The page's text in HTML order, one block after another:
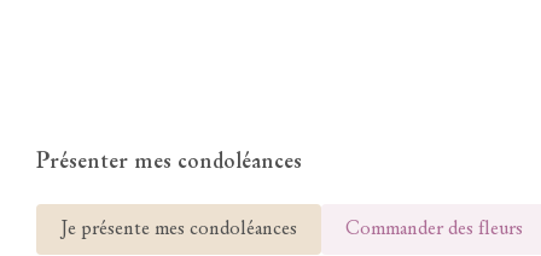
Présenter mes condoléances
Je présente mes condoléances Commander des fleurs